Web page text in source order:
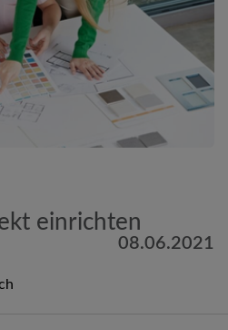
einrichten
08.06.2021